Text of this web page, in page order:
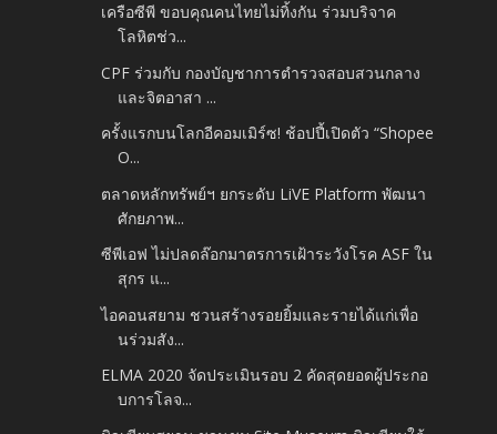
เครือซีพี ขอบคุณคนไทยไม่ทิ้งกัน ร่วมบริจาค
โลหิตช่ว...
CPF ร่วมกับ กองบัญชาการตำรวจสอบสวนกลาง
และจิตอาสา ...
ครั้งแรกบนโลกอีคอมเมิร์ซ! ช้อปปี้เปิดตัว “Shopee
O...
ตลาดหลักทรัพย์ฯ ยกระดับ LiVE Platform พัฒนา
ศักยภาพ...
ซีพีเอฟ ไม่ปลดล๊อกมาตรการเฝ้าระวังโรค ASF ใน
สุกร แ...
ไอคอนสยาม ชวนสร้างรอยยิ้มและรายได้แก่เพื่อ
นร่วมสัง...
ELMA 2020 จัดประเมินรอบ 2 คัดสุดยอดผู้ประกอ
บการโลจ...